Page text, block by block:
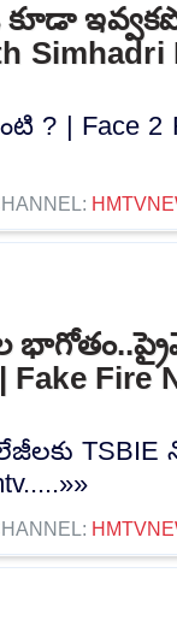
కూడా
Simhadri
? | Face 2
Fake Fire
TSBIE